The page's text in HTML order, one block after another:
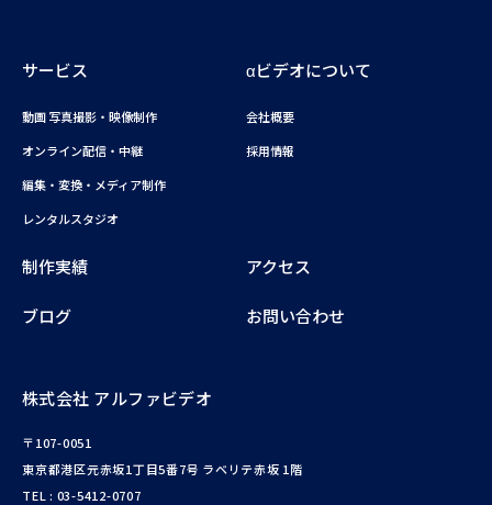
サービス
動画 写真撮影・映像制作
オンライン配信・中継
編集・変換・メディア制作
レンタルスタジオ
αビデオについて
会社概要
採用情報
制作実績 アクセス
ブログ お問い合わせ
株式会社 アルファビデオ
〒107-0051
東京都港区元赤坂1丁目5番7号 ラベリテ赤坂 1階
TEL : 03-5412-0707